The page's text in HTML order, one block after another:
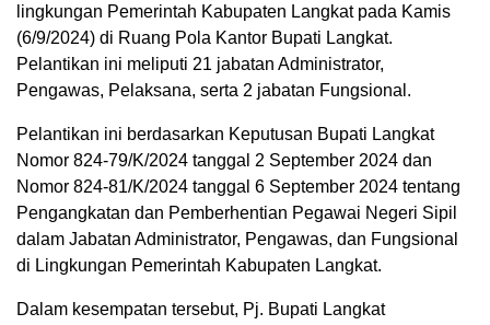
lingkungan Pemerintah Kabupaten Langkat pada Kamis
(6/9/2024) di Ruang Pola Kantor Bupati Langkat.
Pelantikan ini meliputi 21 jabatan Administrator,
Pengawas, Pelaksana, serta 2 jabatan Fungsional.
Pelantikan ini berdasarkan Keputusan Bupati Langkat
Nomor 824-79/K/2024 tanggal 2 September 2024 dan
Nomor 824-81/K/2024 tanggal 6 September 2024 tentang
Pengangkatan dan Pemberhentian Pegawai Negeri Sipil
dalam Jabatan Administrator, Pengawas, dan Fungsional
di Lingkungan Pemerintah Kabupaten Langkat.
Dalam kesempatan tersebut, Pj. Bupati Langkat